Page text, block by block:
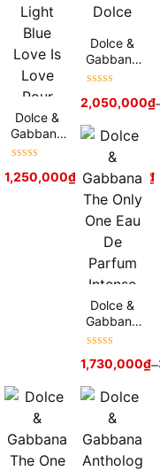
–2,300,000₫
Dolce &
Gabbana
Light Blue
Love Pour
hạng5sao
1,250,000₫ –1,450,000 ₫
Dolce &
Gabbana
Dolce
hạng5sao
2,050,000₫
Dolce &
Gabbana
The Only
De Parfum
Intense
hạng5sao
1,730,000₫–